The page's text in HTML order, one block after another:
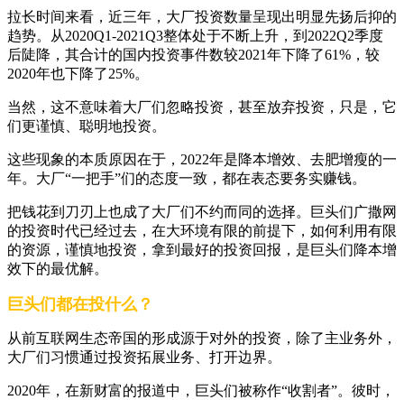
拉长时间来看，近三年，大厂投资数量呈现出明显先扬后抑的
趋势。从2020Q1-2021Q3整体处于不断上升，到2022Q2季度
后陡降，其合计的国内投资事件数较2021年下降了61%，较
2020年也下降了25%。
当然，这不意味着大厂们忽略投资，甚至放弃投资，只是，它
们更谨慎、聪明地投资。
这些现象的本质原因在于，2022年是降本增效、去肥增瘦的一
年。大厂“一把手”们的态度一致，都在表态要务实赚钱。
把钱花到刀刃上也成了大厂们不约而同的选择。巨头们广撒网
的投资时代已经过去，在大环境有限的前提下，如何利用有限
的资源，谨慎地投资，拿到最好的投资回报，是巨头们降本增
效下的最优解。
巨头们都在投什么？
从前互联网生态帝国的形成源于对外的投资，除了主业务外，
大厂们习惯通过投资拓展业务、打开边界。
2020年，在新财富的报道中，巨头们被称作“收割者”。彼时，